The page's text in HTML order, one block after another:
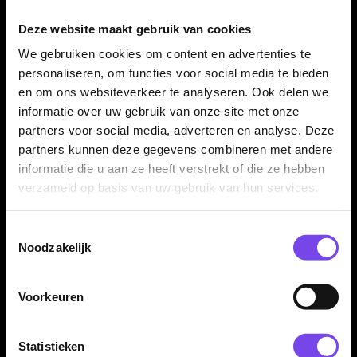
Deze website maakt gebruik van cookies
We gebruiken cookies om content en advertenties te
personaliseren, om functies voor social media te bieden
en om ons websiteverkeer te analyseren. Ook delen we
informatie over uw gebruik van onze site met onze
partners voor social media, adverteren en analyse. Deze
partners kunnen deze gegevens combineren met andere
informatie die u aan ze heeft verstrekt of die ze hebben
verzameld op basis van uw gebruik van hun services.
Noodzakelijk
Voorkeuren
Statistieken
zodat je kunt kiezen voor de uitvoering die het beste past bij
jouw grip, worp en gewenste barrelgevoel.
Compleet geleverd met Koi Carbon shafts en No. 6
flights
De Shot AI Mecha 90% dartpijlen worden geleverd als
Inbetween, AI Mecha Small Standard flights en 35 mm steel tip